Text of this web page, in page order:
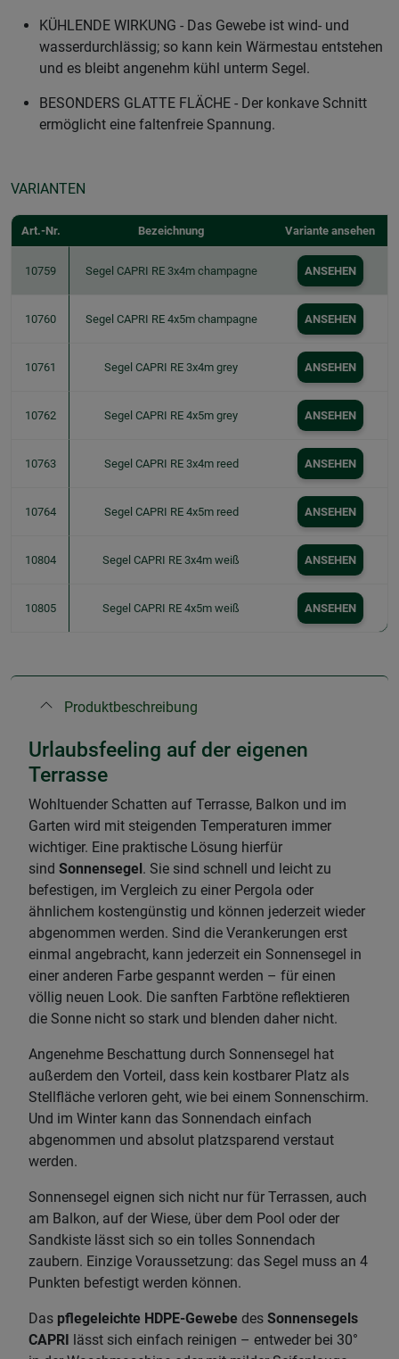
KÜHLENDE WIRKUNG - Das Gewebe ist wind- und
wasserdurchlässig; so kann kein Wärmestau entstehen
und es bleibt angenehm kühl unterm Segel.
BESONDERS GLATTE FLÄCHE - Der konkave Schnitt
ermöglicht eine faltenfreie Spannung.
VARIANTEN
Art.-Nr. Bezeichnung Variante ansehen
10759 Segel CAPRI RE 3x4m champagne ANSEHEN
10760 Segel CAPRI RE 4x5m champagne ANSEHEN
10761 Segel CAPRI RE 3x4m grey ANSEHEN
10762 Segel CAPRI RE 4x5m grey ANSEHEN
10763 Segel CAPRI RE 3x4m reed ANSEHEN
10764 Segel CAPRI RE 4x5m reed ANSEHEN
10804 Segel CAPRI RE 3x4m weiß ANSEHEN
10805 Segel CAPRI RE 4x5m weiß ANSEHEN
Produktbeschreibung
Urlaubsfeeling auf der eigenen
Terrasse
Wohltuender Schatten auf Terrasse, Balkon und im
Garten wird mit steigenden Temperaturen immer
wichtiger. Eine praktische Lösung hierfür
sind Sonnensegel. Sie sind schnell und leicht zu
befestigen, im Vergleich zu einer Pergola oder
ähnlichem kostengünstig und können jederzeit wieder
abgenommen werden. Sind die Verankerungen erst
einmal angebracht, kann jederzeit ein Sonnensegel in
einer anderen Farbe gespannt werden – für einen
völlig neuen Look. Die sanften Farbtöne reflektieren
die Sonne nicht so stark und blenden daher nicht.
Angenehme Beschattung durch Sonnensegel hat
außerdem den Vorteil, dass kein kostbarer Platz als
Stellfläche verloren geht, wie bei einem Sonnenschirm.
Und im Winter kann das Sonnendach einfach
abgenommen und absolut platzsparend verstaut
werden.
Sonnensegel eignen sich nicht nur für Terrassen, auch
am Balkon, auf der Wiese, über dem Pool oder der
Sandkiste lässt sich so ein tolles Sonnendach
zaubern. Einzige Voraussetzung: das Segel muss an 4
Punkten befestigt werden können.
Das pflegeleichte HDPE-Gewebe des Sonnensegels
CAPRI lässt sich einfach reinigen – entweder bei 30°